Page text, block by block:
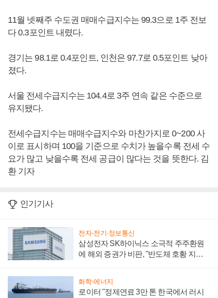
11월 넷째주 수도권 매매수급지수는 99.3으로 1주 전보
다 0.3포인트 내렸다.
경기는 98.1로 0.4포인트, 인천은 97.7로 0.5포인트 낮아
졌다.
서울 전세수급지수는 104.4로 3주 연속 같은 수준으로
유지됐다.
전세수급지수는 매매수급지수와 마찬가지로 0~200 사
이로 표시하며 100을 기준으로 수치가 높을수록 전세 수
요가 많고 낮을수록 전세 공급이 많다는 것을 뜻한다. 김
환 기자
인기기사
전자·전기·정보통신
삼성전자 SK하이닉스 소극적 주주환원
에 해외 증권가 비판, "반도체 호황 지속
화학·에너지
로이터 "정제연료 3만 톤 한국에서 러시